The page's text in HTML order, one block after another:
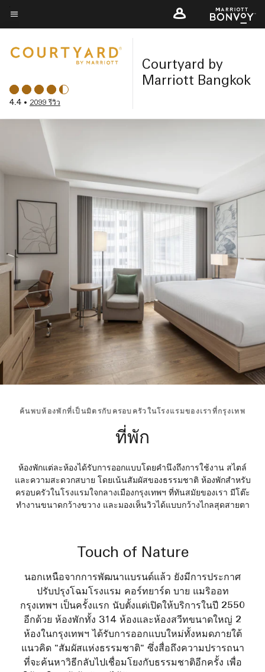
Skip
to
content
ข้อความเมนู
4.4 • 2099 รีวิว
Courtyard by
Marriott Bangkok
ค้นพบห้องพักที่เป็นมิตรกับครอบครัวในโรงแรมของเราที่กรุงเทพ
ที่พัก
ห้องพักแต่ละห้องได้รับการออกแบบโดยคำนึงถึงการใช้งาน สไตล์
และความสะดวกสบาย โดยเน้นสัมผัสของธรรมชาติ ห้องพักสำหรับ
ครอบครัวในโรงแรมใจกลางเมืองกรุงเทพฯ ที่ทันสมัยของเรา มีโต๊ะ
ทำงานขนาดกว้างขวาง และมองเห็นวิวได้แบบกว้างไกลสุดสายตา
Touch of Nature
นอกเหนือจากการพัฒนาแบรนด์แล้ว ยังมีการประกาศ
ปรับปรุงโฉมโรงแรม คอร์ทยาร์ด บาย แมริออท
กรุงเทพฯ เป็นครั้งแรก นับตั้งแต่เปิดให้บริการในปี 2550
อีกด้วย ห้องพักทั้ง 314 ห้องและห้องสวีทขนาดใหญ่ 2
ห้องในกรุงเทพฯ ได้รับการออกแบบใหม่ทั้งหมดภายใต้
แนวคิด "สัมผัสแห่งธรรมชาติ" ซึ่งสื่อถึงความปรารถนา
ที่จะค้นหาวิธีกลับไปเชื่อมโยงกับธรรมชาติอีกครั้ง เพื่อ